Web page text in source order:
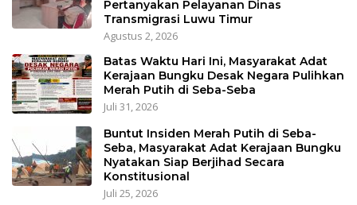
Pertanyakan Pelayanan Dinas
Transmigrasi Luwu Timur
Agustus 2, 2026
Batas Waktu Hari Ini, Masyarakat Adat
Kerajaan Bungku Desak Negara Pulihkan
Merah Putih di Seba-Seba
Juli 31, 2026
Buntut Insiden Merah Putih di Seba-
Seba, Masyarakat Adat Kerajaan Bungku
Nyatakan Siap Berjihad Secara
Konstitusional
Juli 25, 2026